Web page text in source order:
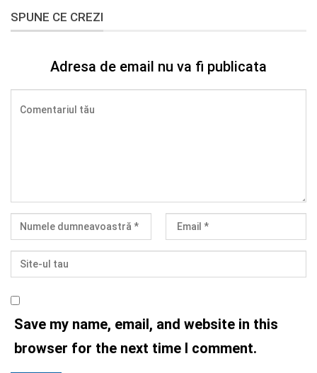
SPUNE CE CREZI
Adresa de email nu va fi publicata
Save my name, email, and website in this
browser for the next time I comment.